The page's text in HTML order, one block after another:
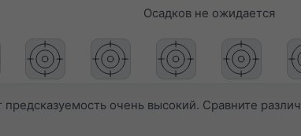
Осадков не ожидается
очень высокий. Сравните